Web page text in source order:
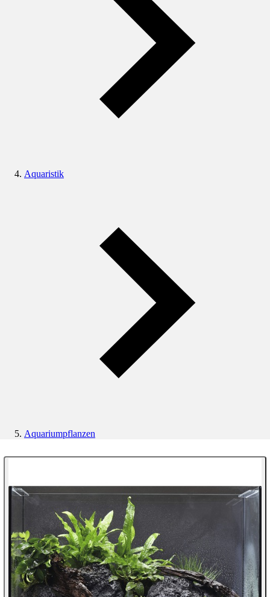
Aquaristik
Aquariumpflanzen